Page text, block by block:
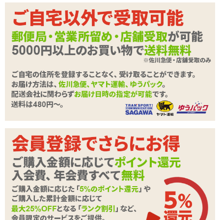
処理しやすいのにシリコン系!?
半水溶性のハイブリッドアナルローション
4.33
35%OFF
1,848円 → 1,210円
在庫状況：即納
他のカテゴリーから探す
エムズオリジナル
オナホ用ローション アナル用ローション
お風呂用ローション 腟に使える潤滑剤
マッサージ用ローショ
防水・吸水シート